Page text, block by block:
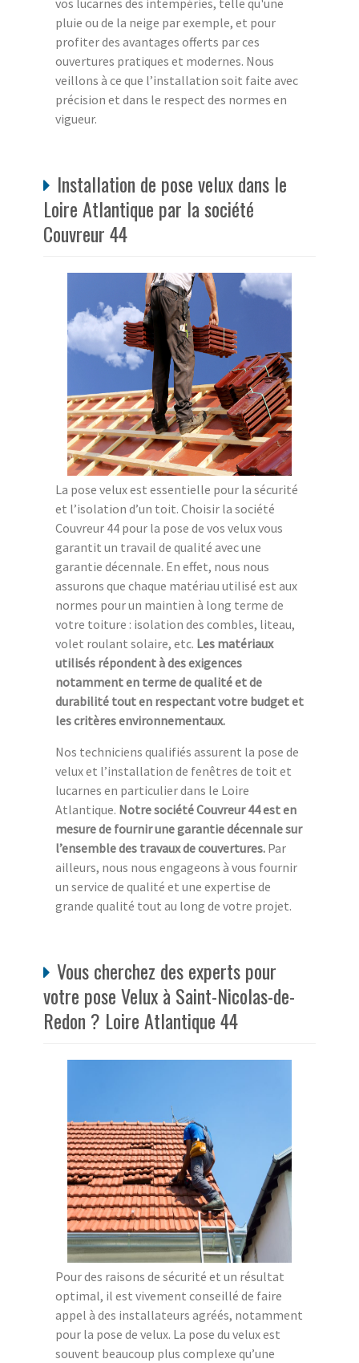
vos lucarnes des intempéries, telle qu'une
pluie ou de la neige par exemple, et pour
profiter des avantages offerts par ces
ouvertures pratiques et modernes. Nous
veillons à ce que l’installation soit faite avec
précision et dans le respect des normes en
vigueur.
Installation de pose velux dans le
Loire Atlantique par la société
Couvreur 44
La pose velux est essentielle pour la sécurité
et l’isolation d’un toit. Choisir la société
Couvreur 44 pour la pose de vos velux vous
garantit un travail de qualité avec une
garantie décennale. En effet, nous nous
assurons que chaque matériau utilisé est aux
normes pour un maintien à long terme de
votre toiture : isolation des combles, liteau,
volet roulant solaire, etc. Les matériaux
utilisés répondent à des exigences
notamment en terme de qualité et de
durabilité tout en respectant votre budget et
les critères environnementaux.
Nos techniciens qualifiés assurent la pose de
velux et l’installation de fenêtres de toit et
lucarnes en particulier dans le Loire
Atlantique. Notre société Couvreur 44 est en
mesure de fournir une garantie décennale sur
l’ensemble des travaux de couvertures. Par
ailleurs, nous nous engageons à vous fournir
un service de qualité et une expertise de
grande qualité tout au long de votre projet.
Vous cherchez des experts pour
votre pose Velux à Saint-Nicolas-de-
Redon ? Loire Atlantique 44
Pour des raisons de sécurité et un résultat
optimal, il est vivement conseillé de faire
appel à des installateurs agréés, notamment
pour la pose de velux. La pose du velux est
souvent beaucoup plus complexe qu’une